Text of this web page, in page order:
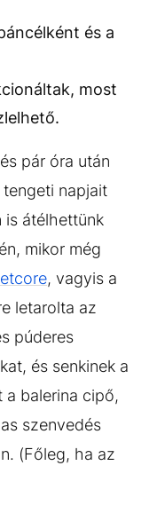
és a
most
pár óra után
napjait
is átélhettünk
mikor még
, vagyis a
letarolta az
púderes
és senkinek a
balerina cipő,
szenvedés
(Főleg, ha az